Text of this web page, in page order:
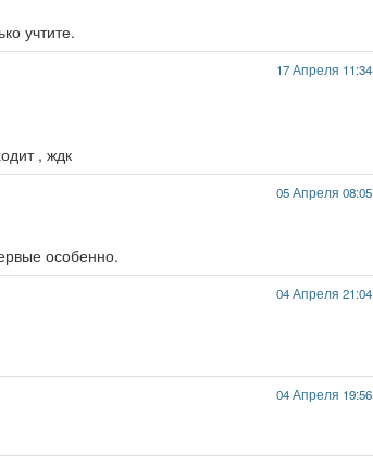
учтите.
17 Апреля 11:34
, ждк
05 Апреля 08:05
особенно.
04 Апреля 21:04
04 Апреля 19:56